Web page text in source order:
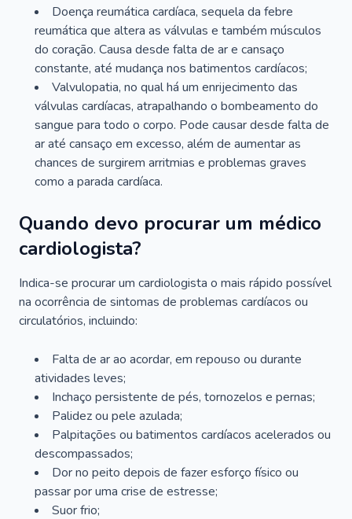
Doença reumática cardíaca, sequela da febre
reumática que altera as válvulas e também músculos
do coração. Causa desde falta de ar e cansaço
constante, até mudança nos batimentos cardíacos;
Valvulopatia, no qual há um enrijecimento das
válvulas cardíacas, atrapalhando o bombeamento do
sangue para todo o corpo. Pode causar desde falta de
ar até cansaço em excesso, além de aumentar as
chances de surgirem arritmias e problemas graves
como a parada cardíaca.
Quando devo procurar um médico
cardiologista?
Indica-se procurar um cardiologista o mais rápido possível
na ocorrência de sintomas de problemas cardíacos ou
circulatórios, incluindo:
Falta de ar ao acordar, em repouso ou durante
atividades leves;
Inchaço persistente de pés, tornozelos e pernas;
Palidez ou pele azulada;
Palpitações ou batimentos cardíacos acelerados ou
descompassados;
Dor no peito depois de fazer esforço físico ou
passar por uma crise de estresse;
Suor frio;